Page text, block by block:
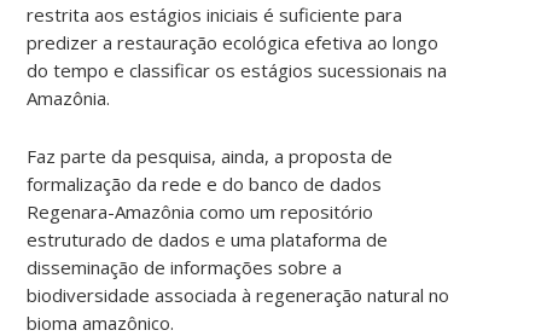
restrita aos estágios iniciais é suficiente para
predizer a restauração ecológica efetiva ao longo
do tempo e classificar os estágios sucessionais na
Amazônia.
Faz parte da pesquisa, ainda, a proposta de
formalização da rede e do banco de dados
Regenara-Amazônia como um repositório
estruturado de dados e uma plataforma de
disseminação de informações sobre a
biodiversidade associada à regeneração natural no
bioma amazônico.